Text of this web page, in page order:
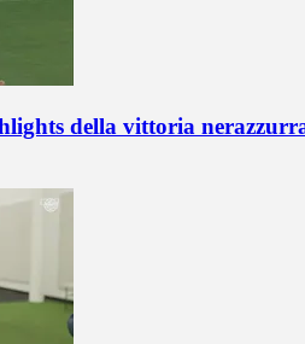
della vittoria